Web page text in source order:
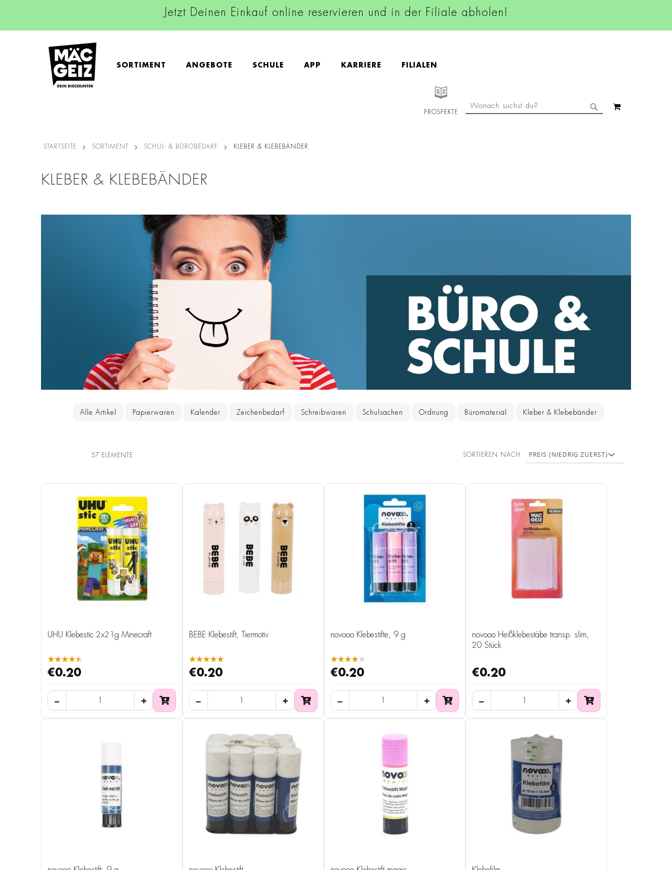
Jetzt Deinen Einkauf online reservieren und in der Filiale abholen!
SORTIMENT ANGEBOTE SCHULE APP KARRIERE FILIALEN
PROSPEKTE
SUCHE
STARTSEITE SORTIMENT SCHUL- & BÜROBEDARF KLEBER & KLEBEBÄNDER
KLEBER & KLEBEBÄNDER
Alle Artikel Papierwaren Kalender Zeichenbedarf Schreibwaren Schulsachen Ordnung Büromaterial Kleber & Klebebänder
57 ELEMENTE SORTIEREN NACH
UHU Klebestic 2x21g Minecraft
★★★★★
€0.20
BEBE Klebestift, Tiermotiv
★★★★★
€0.20
novooo Klebestifte, 9 g
★★★★★
€0.20
novooo Heißklebestäbe transp. slim,
20 Stück
€0.20